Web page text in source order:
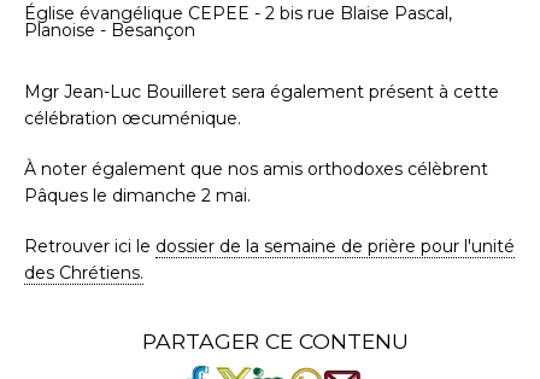
Église évangélique CEPEE - 2 bis rue Blaise Pascal,
Planoise - Besançon
Mgr Jean-Luc Bouilleret sera également présent à cette
célébration œcuménique.
À noter également que nos amis orthodoxes célèbrent
Pâques le dimanche 2 mai.
Retrouver ici le dossier de la semaine de prière pour l'unité
des Chrétiens.
PARTAGER CE CONTENU